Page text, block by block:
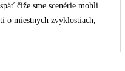
čiže sme scenérie mohli
o miestnych zvyklostiach,